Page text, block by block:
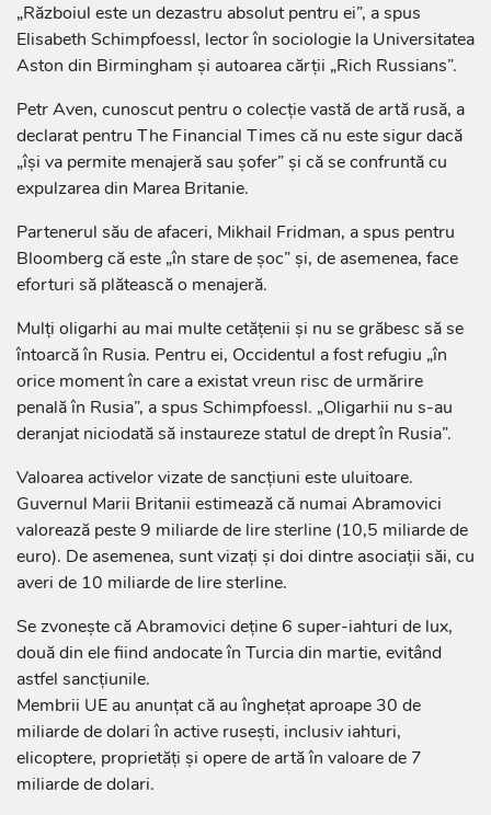
„Războiul este un dezastru absolut pentru ei”, a spus
Elisabeth Schimpfoessl, lector în sociologie la Universitatea
Aston din Birmingham și autoarea cărții „Rich Russians”.
Petr Aven, cunoscut pentru o colecție vastă de artă rusă, a
declarat pentru The Financial Times că nu este sigur dacă
„își va permite menajeră sau șofer” și că se confruntă cu
expulzarea din Marea Britanie.
Partenerul său de afaceri, Mikhail Fridman, a spus pentru
Bloomberg că este „în stare de șoc” și, de asemenea, face
eforturi să plătească o menajeră.
Mulți oligarhi au mai multe cetățenii și nu se grăbesc să se
întoarcă în Rusia. Pentru ei, Occidentul a fost refugiu „în
orice moment în care a existat vreun risc de urmărire
penală în Rusia”, a spus Schimpfoessl. „Oligarhii nu s-au
deranjat niciodată să instaureze statul de drept în Rusia”.
Valoarea activelor vizate de sancțiuni este uluitoare.
Guvernul Marii Britanii estimează că numai Abramovici
valorează peste 9 miliarde de lire sterline (10,5 miliarde de
euro). De asemenea, sunt vizați și doi dintre asociații săi, cu
averi de 10 miliarde de lire sterline.
Se zvonește că Abramovici deține 6 super-iahturi de lux,
două din ele fiind andocate în Turcia din martie, evitând
astfel sancțiunile.
Membrii UE au anunțat că au înghețat aproape 30 de
miliarde de dolari în active rusești, inclusiv iahturi,
elicoptere, proprietăți și opere de artă în valoare de 7
miliarde de dolari.